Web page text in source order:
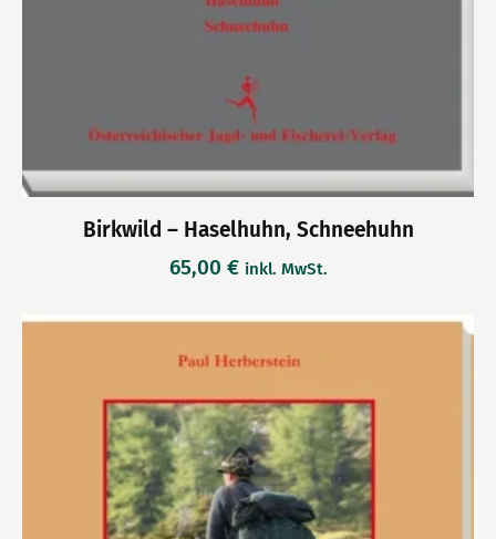
Birkwild – Haselhuhn, Schneehuhn
65,00 € inkl. MwSt.